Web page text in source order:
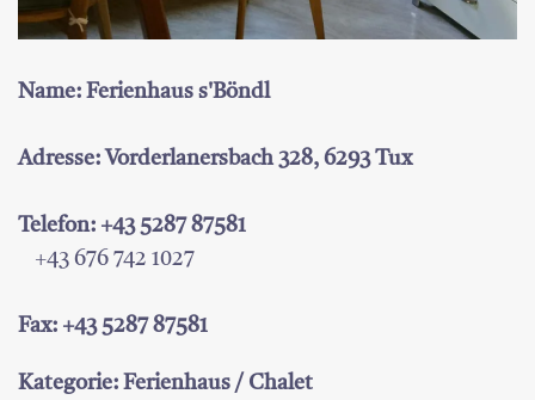
Name: Ferienhaus s'Böndl
Adresse: Vorderlanersbach 328, 6293 Tux
Telefon: +43 5287 87581
+43 676 742 1027
Fax: +43 5287 87581
Kategorie: Ferienhaus / Chalet